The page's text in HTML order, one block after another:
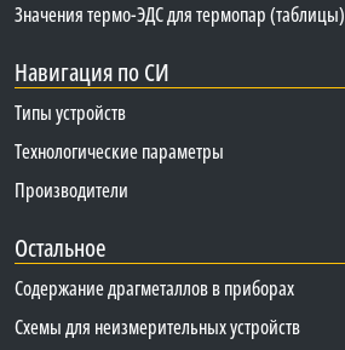
Значения термо-ЭДС для термопар (таблицы)
Навигация по СИ
Типы устройств
Технологические параметры
Производители
Остальное
Содержание драгметаллов в приборах
Схемы для неизмерительных устройств